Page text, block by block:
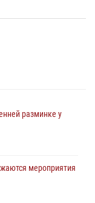
разминке у
мероприятия